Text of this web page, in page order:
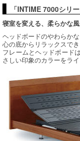
「INTIME 7000シリ
寝室を変える、柔らかな
ヘッドボードのやわらか
心の底からリラックスで
フレームとヘッドボード
さしい印象のカラーをライ